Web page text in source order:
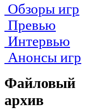
Обзоры игр
Превью
Интервью
Анонсы игр
Файловый
архив